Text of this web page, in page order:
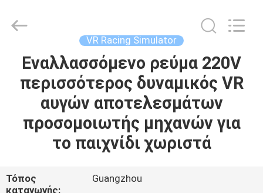
ΣΠΊΤΙ
ΠΡΟΪΌΝΤΑ
ΕΜΦΆΝΙΣΗ
Co.,Ltd.
VR Racing Simulator
Εναλλασσόμενο ρεύμα 220V
περισσότερος δυναμικός VR
αυγών αποτελεσμάτων
προσομοιωτής μηχανών για
το παιχνίδι χωριστά
Τόπος
καταγωγής:
Guangzhou